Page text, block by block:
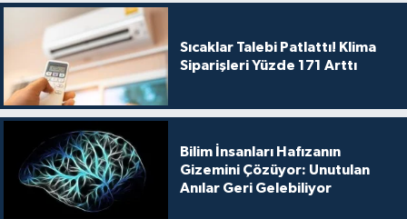
Sıcaklar Talebi Patlattı! Klima
Siparişleri Yüzde 171 Arttı
Bilim İnsanları Hafızanın
Gizemini Çözüyor: Unutulan
Anılar Geri Gelebiliyor